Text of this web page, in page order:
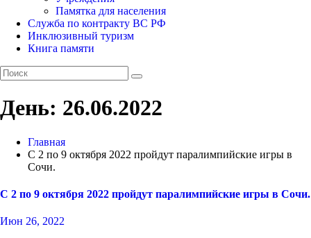
Памятка для населения
Служба по контракту ВС РФ
Инклюзивный туризм
Книга памяти
День: 26.06.2022
Главная
С 2 по 9 октября 2022 пройдут паралимпийские игры в
Сочи.
С 2 по 9 октября 2022 пройдут паралимпийские игры в Сочи.
Июн 26, 2022